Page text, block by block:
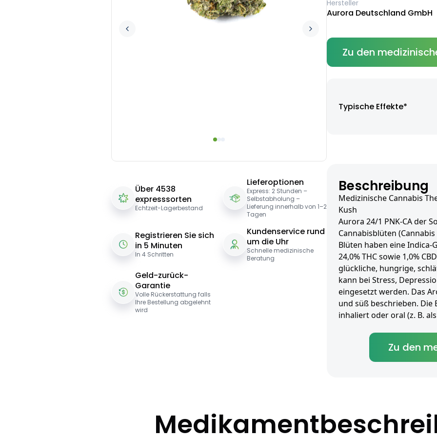
Über 4538
expresssorten
Echtzeit-Lagerbestand
Lieferoptionen
Express: 2 Stunden –
Selbstabholung –
Lieferung innerhalb von 1–2
Tagen
Registrieren Sie sich
in 5 Minuten
In 4 Schritten
Kundenservice rund
um die Uhr
Schnelle medizinische
Beratung
Geld-zurück-
Garantie
Volle Rückerstattung falls
Ihre Bestellung abgelehnt
wird
Hersteller
Aurora Deutschland GmbH
Zu den
Typische Effekte*
Beschreibung
Medizinische Cannabis
Kush
Aurora 24/1 PNK-CA der
Cannabisblüten
Blüten haben eine
24,0% THC sowie 1,0%
glückliche, hungrige,
kann bei Stress,
eingesetzt werden. Das
und süß beschrieben.
inhaliert oder oral (z. B.
Zu den